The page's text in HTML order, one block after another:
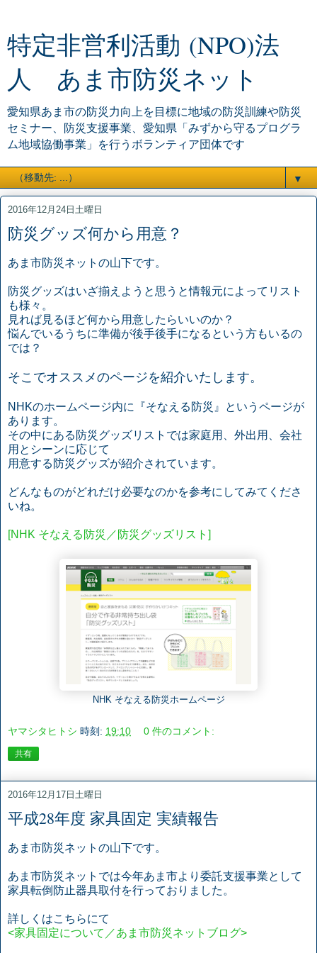
特定非営利活動 (NPO)法
人 あま市防災ネット
愛知県あま市の防災力向上を目標に地域の防災訓練や防災
セミナー、防災支援事業、愛知県「みずから守るプログラ
ム地域協働事業」を行うボランティア団体です
▼
2016年12月24日土曜日
防災グッズ何から用意？
あま市防災ネットの山下です。
防災グッズはいざ揃えようと思うと情報元によってリスト
も様々。
見れば見るほど何から用意したらいいのか？
悩んでいるうちに準備が後手後手になるという方もいるの
では？
そこでオススメのページを紹介いたします。
NHKのホームページ内に『そなえる防災』というページが
あります。
その中にある防災グッズリストでは家庭用、外出用、会社
用とシーンに応じて
用意する防災グッズが紹介されています。
どんなものがどれだけ必要なのかを参考にしてみてくださ
いね。
[NHK そなえる防災／防災グッズリスト]
NHK そなえる防災ホームページ
ヤマシタヒトシ 時刻: 19:10 0 件のコメント:
共有
2016年12月17日土曜日
平成28年度 家具固定 実績報告
あま市防災ネットの山下です。
あま市防災ネットでは今年あま市より委託支援事業として
家具転倒防止器具取付を行っておりました。
詳しくはこちらにて
<家具固定について／あま市防災ネットブログ>